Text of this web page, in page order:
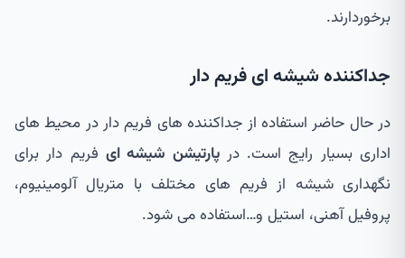
برخوردارند.
جداکننده شیشه ای فریم دار
در حال حاضر استفاده از جداکننده های فریم دار در محیط های
اداری بسیار رایج است. درپارتیشن شیشه ای فریم دار برای
نگهداری شیشه از فریم های مختلف با متریال آلومینیوم،
پروفیل آهنی، استیل و…استفاده می شود.